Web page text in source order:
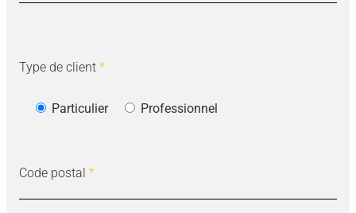
Type de client *
Particulier Professionnel
Code postal *